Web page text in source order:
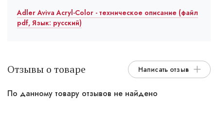
Adler Aviva Acryl-Color - техническое описание (файл
pdf, Язык: русский)
Отзывы о товаре Написать отзыв
По данному товару отзывов не найдено